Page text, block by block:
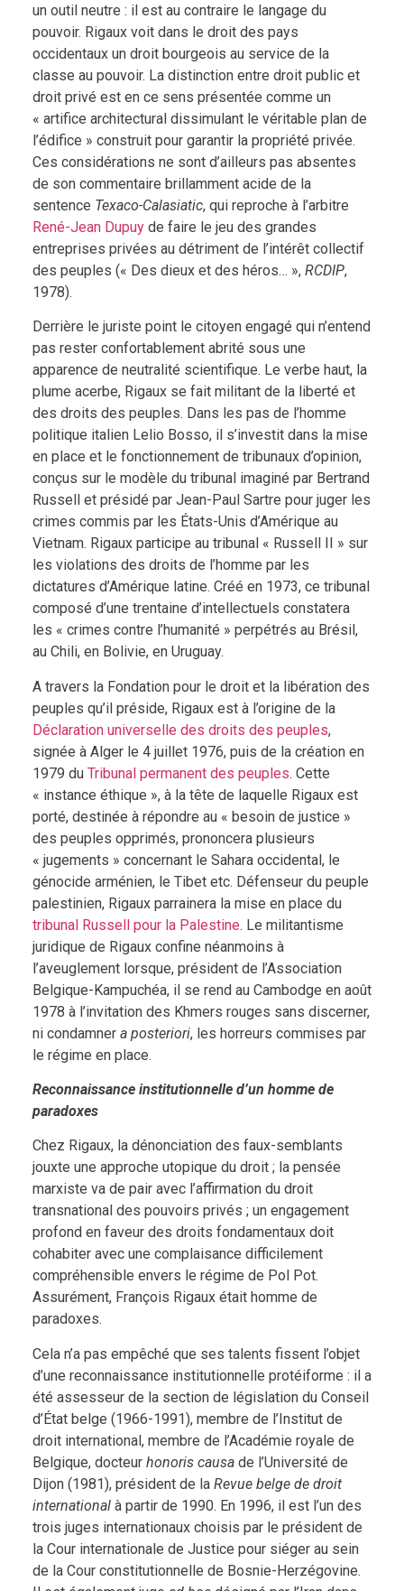
un outil neutre : il est au contraire le langage du
pouvoir. Rigaux voit dans le droit des pays
occidentaux un droit bourgeois au service de la
classe au pouvoir. La distinction entre droit public et
droit privé est en ce sens présentée comme un
« artifice architectural dissimulant le véritable plan de
l’édifice » construit pour garantir la propriété privée.
Ces considérations ne sont d’ailleurs pas absentes
de son commentaire brillamment acide de la
sentence Texaco-Calasiatic, qui reproche à l’arbitre
René-Jean Dupuyde faire le jeu des grandes
entreprises privées au détriment de l’intérêt collectif
des peuples (« Des dieux et des héros… », RCDIP,
1978).
Derrière le juriste point le citoyen engagé qui n’entend
pas rester confortablement abrité sous une
apparence de neutralité scientifique. Le verbe haut, la
plume acerbe, Rigaux se fait militant de la liberté et
des droits des peuples. Dans les pas de l’homme
politique italien Lelio Bosso, il s’investit dans la mise
en place et le fonctionnement de tribunaux d’opinion,
conçus sur le modèle du tribunal imaginé par Bertrand
Russell et présidé par Jean-Paul Sartre pour juger les
crimes commis par les États-Unis d’Amérique au
Vietnam. Rigaux participe au tribunal « Russell II » sur
les violations des droits de l’homme par les
dictatures d’Amérique latine. Créé en 1973, ce tribunal
composé d’une trentaine d’intellectuels constatera
les « crimes contre l’humanité » perpétrés au Brésil,
au Chili, en Bolivie, en Uruguay.
A travers la Fondation pour le droit et la libération des
peuples qu’il préside, Rigaux est à l’origine de la
Déclaration universelle des droits des peuples,
signée à Alger le 4 juillet 1976, puis de la création en
1979 du Tribunal permanent des peuples. Cette
« instance éthique », à la tête de laquelle Rigaux est
porté, destinée à répondre au « besoin de justice »
des peuples opprimés, prononcera plusieurs
« jugements » concernant le Sahara occidental, le
génocide arménien, le Tibet etc. Défenseur du peuple
palestinien, Rigaux parrainera la mise en place du
tribunal Russell pour la Palestine. Le militantisme
juridique de Rigaux confine néanmoins à
l’aveuglement lorsque, président de l’Association
Belgique-Kampuchéa, il se rend au Cambodge en août
1978 à l’invitation des Khmers rouges sans discerner,
ni condamner a posteriori, les horreurs commises par
le régime en place.
Reconnaissance institutionnelle d’un homme de
paradoxes
Chez Rigaux, la dénonciation des faux-semblants
jouxte une approche utopique du droit ; la pensée
marxiste va de pair avec l’affirmation du droit
transnational des pouvoirs privés ; un engagement
profond en faveur des droits fondamentaux doit
cohabiter avec une complaisance difficilement
compréhensible envers le régime de Pol Pot.
Assurément, François Rigaux était homme de
paradoxes.
Cela n’a pas empêché que ses talents fissent l’objet
d’une reconnaissance institutionnelle protéiforme : il a
été assesseur de la section de législation du Conseil
d’État belge (1966-1991), membre de l’Institut de
droit international, membre de l’Académie royale de
Belgique, docteur honoris causade l’Université de
Dijon (1981), président de la Revue belge de droit
international à partir de 1990. En 1996, il est l’un des
trois juges internationaux choisis par le président de
la Cour internationale de Justice pour siéger au sein
de la Cour constitutionnelle de Bosnie-Herzégovine.